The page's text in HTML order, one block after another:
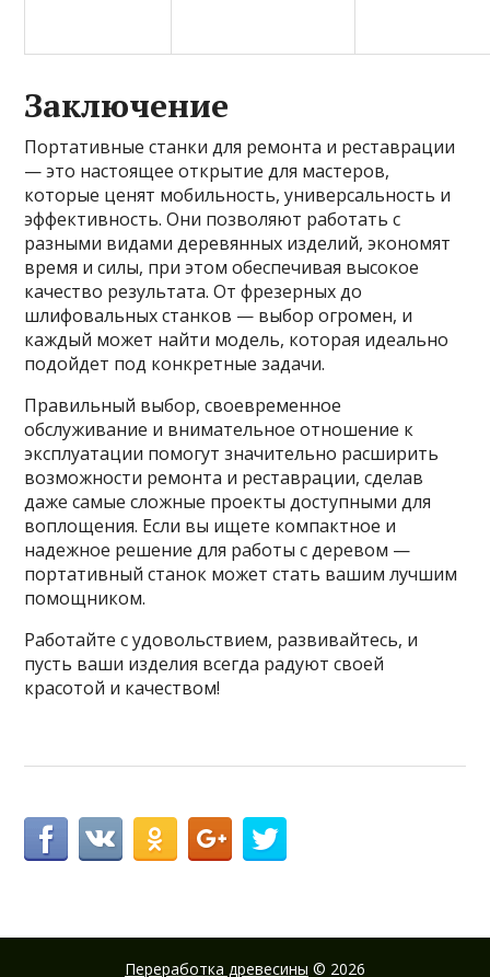
Заключение
Портативные станки для ремонта и реставрации
— это настоящее открытие для мастеров,
которые ценят мобильность, универсальность и
эффективность. Они позволяют работать с
разными видами деревянных изделий, экономят
время и силы, при этом обеспечивая высокое
качество результата. От фрезерных до
шлифовальных станков — выбор огромен, и
каждый может найти модель, которая идеально
подойдет под конкретные задачи.
Правильный выбор, своевременное
обслуживание и внимательное отношение к
эксплуатации помогут значительно расширить
возможности ремонта и реставрации, сделав
даже самые сложные проекты доступными для
воплощения. Если вы ищете компактное и
надежное решение для работы с деревом —
портативный станок может стать вашим лучшим
помощником.
Работайте с удовольствием, развивайтесь, и
пусть ваши изделия всегда радуют своей
красотой и качеством!
Переработка древесины © 2026